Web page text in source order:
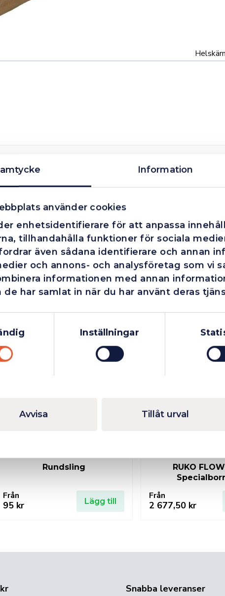
Information
använder cookies
enhetsidentifierare för att anpassa
tillhandahålla funktioner för sociala
även sådana identifierare och annan
och annons- och analysföretag som vi
informationen med annan
de har samlat in när du har använt deras
Inställningar
Avvisa Tillåt urval
I lager
Rundsling
Från
95 kr Lägg till
RUKO
Från
2 677,50 kr
Snabba leveranser